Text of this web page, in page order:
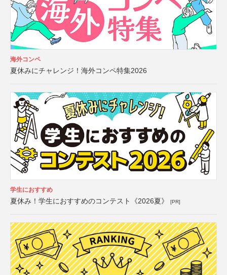
海外コンペ
夏休みにチャレンジ！海外コンペ特集2026
学生におすすめ
夏休み！学生におすすめのコンテスト《2026夏》 [PR]